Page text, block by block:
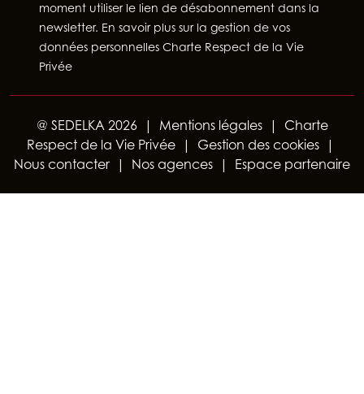
moment utiliser le lien de désabonnement dans la
newsletter. En savoir plus sur la gestion de vos
données personnelles Charte Respect de la Vie
Privée
@ SEDELKA 2026 | Mentions légales |
Charte
Respect de la Vie Privée
| Gestion des cookies
|
Nous contacter | Nos agences | Espace partenaire